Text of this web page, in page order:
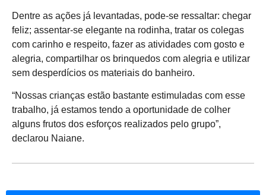
Dentre as ações já levantadas, pode-se ressaltar: chegar
feliz; assentar-se elegante na rodinha, tratar os colegas
com carinho e respeito, fazer as atividades com gosto e
alegria, compartilhar os brinquedos com alegria e utilizar
sem desperdícios os materiais do banheiro.
“Nossas crianças estão bastante estimuladas com esse
trabalho, já estamos tendo a oportunidade de colher
alguns frutos dos esforços realizados pelo grupo”,
declarou Naiane.